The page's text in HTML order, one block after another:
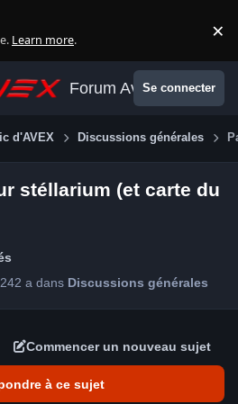
Learn more. ×
Forum AvexSe connecter
d'AVEX Discussions générales
stéllarium (et carte du
2 a dans Discussions générales
Commencer un nouveau sujet
à ce sujet